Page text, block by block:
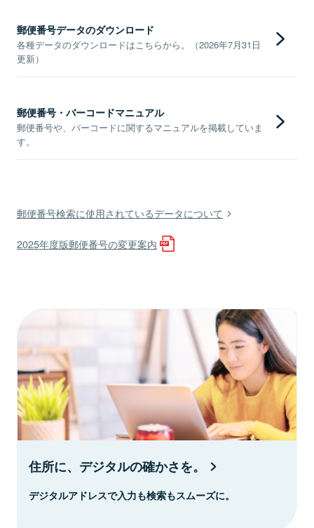
郵便番号データのダウンロード
各種データのダウンロードはこちらから。（2026年7月31日
更新）
郵便番号・バーコードマニュアル
郵便番号や、バーコードに関するマニュアルを掲載していま
す。
郵便番号検索に使用されているデータについて
2025年度版郵便番号の変更案内
住所に、デジタルの確かさを。
デジタルアドレスで入力も検索もスムーズに。